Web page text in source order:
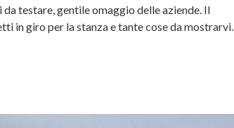
testare, gentile omaggio delle aziende. Il
in giro per la stanza e tante cose da mostrarvi.